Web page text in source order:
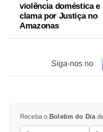
violência doméstica e
clama por Justiça no
Amazonas
Siga-nos no
Receba o Boletim do Dia